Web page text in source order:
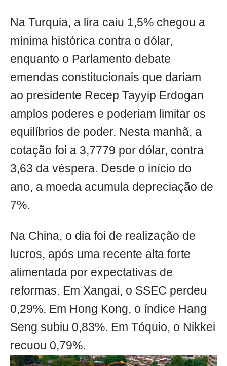
Na Turquia, a lira caiu 1,5% chegou a
mínima histórica contra o dólar,
enquanto o Parlamento debate
emendas constitucionais que dariam
ao presidente Recep Tayyip Erdogan
amplos poderes e poderiam limitar os
equilíbrios de poder. Nesta manhã, a
cotação foi a 3,7779 por dólar, contra
3,63 da véspera. Desde o início do
ano, a moeda acumula depreciação de
7%.
Na China, o dia foi de realização de
lucros, após uma recente alta forte
alimentada por expectativas de
reformas. Em Xangai, o SSEC perdeu
0,29%. Em Hong Kong, o índice Hang
Seng subiu 0,83%. Em Tóquio, o Nikkei
recuou 0,79%.